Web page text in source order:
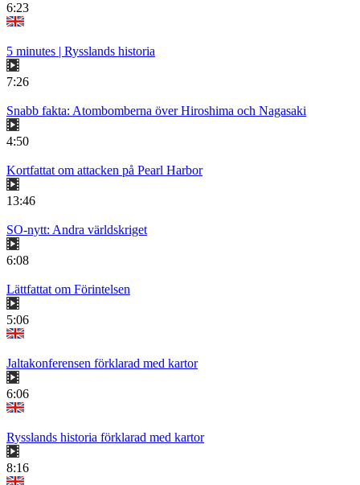
6:23
5 minutes | Rysslands historia
7:26
Snabb fakta: Atombomberna över Hiroshima och Nagasaki
4:50
Kortfattat om attacken på Pearl Harbor
13:46
SO-nytt: Andra världskriget
6:08
Lättfattat om Förintelsen
5:06
Jaltakonferensen förklarad med kartor
6:06
Rysslands historia förklarad med kartor
8:16